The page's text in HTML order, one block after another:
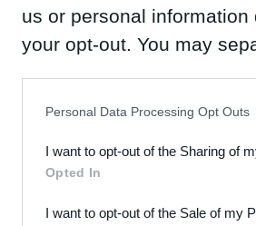
us or personal
your opt-out. You may
Downstream Participants
third parties.
Personal Data Processing Opt Outs
I want to opt-out of the Sharing of
Opted In
I want to opt-out of the Sale of my